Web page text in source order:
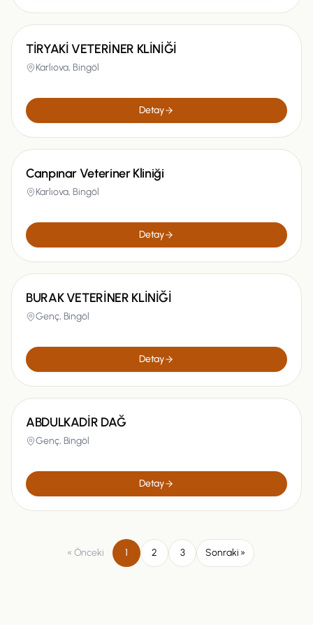
TİRYAKİ VETERİNER KLİNİĞİ
Karlıova, Bingöl
Detay
Canpınar Veteriner Kliniği
Karlıova, Bingöl
Detay
BURAK VETERİNER KLİNİĞİ
Genç, Bingöl
Detay
ABDULKADİR DAĞ
Genç, Bingöl
Detay
« Önceki 1 2 3 Sonraki »